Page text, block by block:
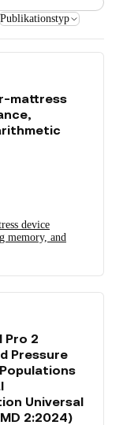
Publikationstyp
mattress
device
memory, and
Pro 2
Pressure
Universal
2:2024)